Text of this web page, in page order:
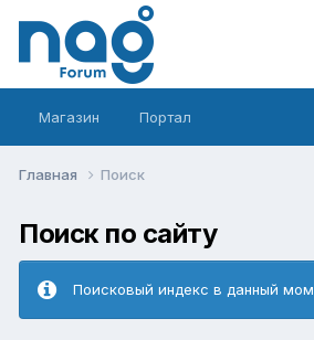
Магазин Портал
Главная Поиск
Поиск по сайту
Поисковый индекс в данный